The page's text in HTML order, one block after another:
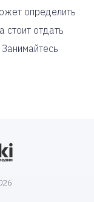
определить
стоит отдать